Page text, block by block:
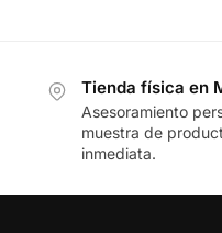
Tienda física en
Asesoramiento
muestra de
inmediata.